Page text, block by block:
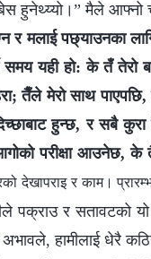
हुनेथ्य्यो।” मैले आफ्नो
र मलाई पछ्याउनका
यही हो: के तँ तेरो
तैँले मेरो साथ पाएपछि,
हुन्छ, र सबै कुरा
परीक्षा आउनेछ,
देखापराइ र काम।
पक्राउ र सतावटको
अभावले, हामीलाई धेरै